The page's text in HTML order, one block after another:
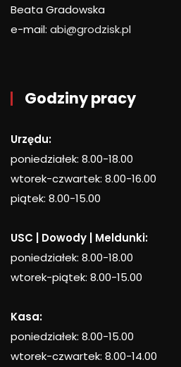
Beata Gradowska
e-mail: abi@grodzisk.pl
Godziny pracy
Urzędu:
poniedziałek: 8.00-18.00
wtorek-czwartek: 8.00-16.00
piątek: 8.00-15.00
USC | Dowody | Meldunki:
poniedziałek: 8.00-18.00
wtorek-piątek: 8.00-15.00
Kasa:
poniedziałek: 8.00-15.00
wtorek-czwartek: 8.00-14.00